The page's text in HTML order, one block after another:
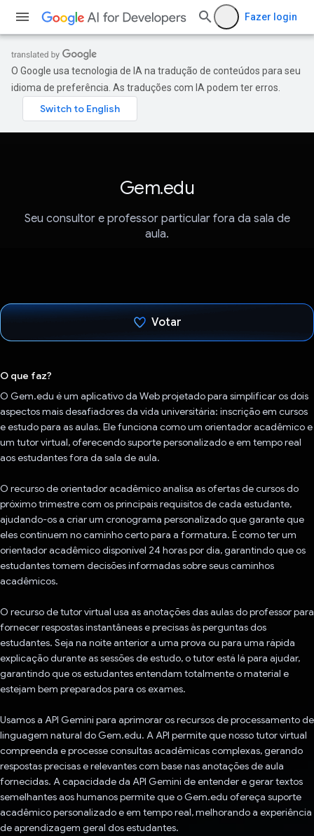
Fazer login
O Google usa tecnologia de IA na tradução de conteúdos para seu
idioma de preferência. As traduções com IA podem ter erros.
Gem.edu
Seu consultor e professor particular fora da sala de
aula.
Votar
O que faz?
O Gem.edu é um aplicativo da Web projetado para simplificar os dois
aspectos mais desafiadores da vida universitária: inscrição em cursos
e estudo para as aulas. Ele funciona como um orientador acadêmico e
um tutor virtual, oferecendo suporte personalizado e em tempo real
aos estudantes fora da sala de aula.
O recurso de orientador acadêmico analisa as ofertas de cursos do
próximo trimestre com os principais requisitos de cada estudante,
ajudando-os a criar um cronograma personalizado que garante que
eles continuem no caminho certo para a formatura. É como ter um
orientador acadêmico disponível 24 horas por dia, garantindo que os
estudantes tomem decisões informadas sobre seus caminhos
acadêmicos.
O recurso de tutor virtual usa as anotações das aulas do professor para
fornecer respostas instantâneas e precisas às perguntas dos
estudantes. Seja na noite anterior a uma prova ou para uma rápida
explicação durante as sessões de estudo, o tutor está lá para ajudar,
garantindo que os estudantes entendam totalmente o material e
estejam bem preparados para os exames.
Usamos a API Gemini para aprimorar os recursos de processamento de
linguagem natural do Gem.edu. A API permite que nosso tutor virtual
compreenda e processe consultas acadêmicas complexas, gerando
respostas precisas e relevantes com base nas anotações de aula
fornecidas. A capacidade da API Gemini de entender e gerar textos
semelhantes aos humanos permite que o Gem.edu ofereça suporte
acadêmico personalizado e em tempo real, melhorando a experiência
de aprendizagem geral dos estudantes.